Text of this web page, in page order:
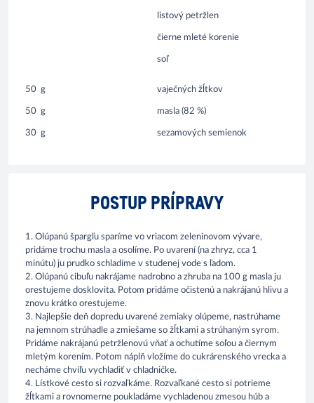
listový petržlen
čierne mleté korenie
soľ
50 g vaječných žĺtkov
50 g masla (82 %)
30 g sezamových semienok
POSTUP PRÍPRAVY
1. Olúpanú špargľu sparíme vo vriacom zeleninovom vývare,
pridáme trochu masla a osolíme. Po uvarení (na zhryz, cca 1
minútu) ju prudko schladíme v studenej vode s ľadom.
2. Olúpanú cibuľu nakrájame nadrobno a zhruba na 100 g masla ju
orestujeme dosklovita. Potom pridáme očistenú a nakrájanú hlivu a
znovu krátko orestujeme.
3. Najlepšie deň dopredu uvarené zemiaky olúpeme, nastrúhame
na jemnom strúhadle a zmiešame so žĺtkami a strúhaným syrom.
Pridáme nakrájanú petržlenovú vňať a ochutíme soľou a čiernym
mletým korením. Potom náplň vložíme do cukrárenského vrecka a
necháme chvíľu vychladiť v chladničke.
4. Lístkové cesto si rozvaľkáme. Rozvaľkané cesto si potrieme
žĺtkami a rovnomerne poukladáme vychladenou zmesou húb a